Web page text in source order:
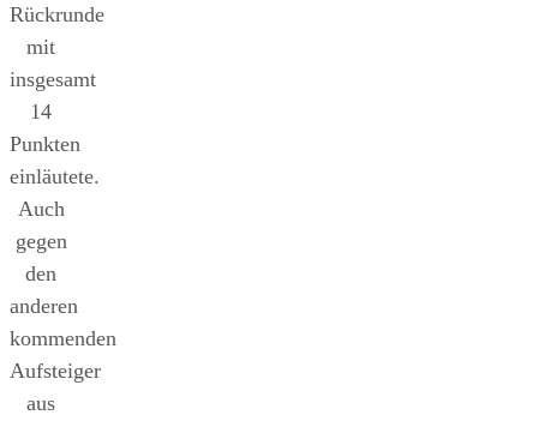
Rückrunde
mit
insgesamt
14
Punkten
einläutete.
Auch
gegen
den
anderen
kommenden
Aufsteiger
aus